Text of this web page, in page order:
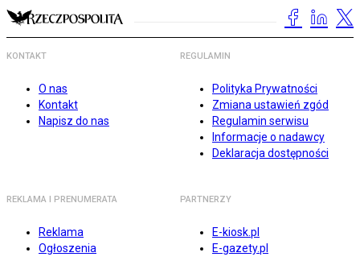
KONTAKT
O nas
Kontakt
Napisz do nas
REGULAMIN
Polityka Prywatności
Zmiana ustawień zgód
Regulamin serwisu
Informacje o nadawcy
Deklaracja dostępności
REKLAMA I PRENUMERATA
Reklama
Ogłoszenia
PARTNERZY
E-kiosk.pl
E-gazety.pl